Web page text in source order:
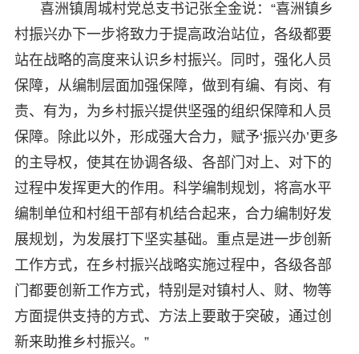
喜洲镇周城村党总支书记张全金说：“喜洲镇乡
村振兴办下一步将致力于提高政治站位，各级都要
站在战略的高度来认识乡村振兴。同时，强化人员
保障，从编制层面加强保障，做到有编、有岗、有
责、有为，为乡村振兴提供坚强的组织保障和人员
保障。除此以外，形成强大合力，赋予‘振兴办’更多
的主导权，使其在协调各级、各部门对上、对下的
过程中发挥更大的作用。科学编制规划，将高水平
编制单位和村组干部有机结合起来，合力编制好发
展规划，为发展打下坚实基础。重点是进一步创新
工作方式，在乡村振兴战略实施过程中，各级各部
门都要创新工作方式，特别是对镇村人、财、物等
方面提供支持的方式、方法上要敢于突破，通过创
新来助推乡村振兴。”